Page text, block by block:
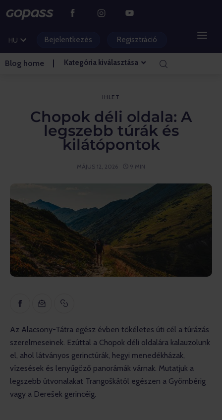
HU
DE
PL
Bejelentkezés Regisztráció
Blog home Kategória kiválasztása
GOLF
VIDÁMPARKOK
BELÉPŐK ÉS ÉLMÉNYEK
BLOG KEZDŐLAPJA
– Ihlet
– Nevelési
– Interjúk
– Vélemények
IHLET
Chopok déli oldala: A
legszebb túrák és
kilátópontok
MÁJUS 12, 2026 9 MIN
Az Alacsony-Tátra egész évben tökéletes úti cél a túrázás
szerelmeseinek. Ezúttal a Chopok déli oldalára kalauzolunk
el, ahol látványos gerinctúrák, hegyi menedékházak,
vízesések és lenyűgöző panorámák várnak. Mutatjuk a
legszebb útvonalakat Trangoškától egészen a Gyömbérig
vagy a Derešek gerincéig.